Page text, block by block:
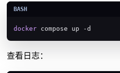
docker compose up -d
查看日志：